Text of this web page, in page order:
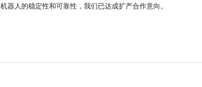
器人的稳定性和可靠性，我们已达成扩产合作意向。